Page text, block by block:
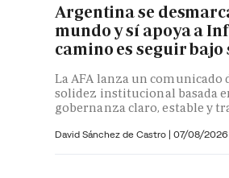
Argentina se
mundo y sí apoya a
camino es seguir
La AFA lanza un comunicado
solidez institucional basada
gobernanza claro, estable y
David Sánchez de Castro | 07/08/2026